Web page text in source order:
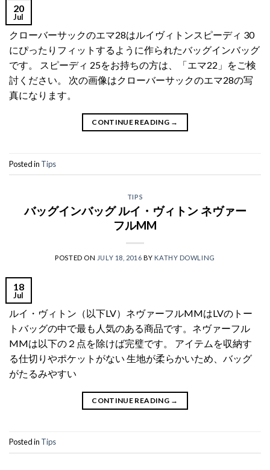
20
Jul
クローバーサックのエマ28はルイヴィトンスピーディ 30
にぴったりフィットするように作られたバッグインバッグ
です。 スピーディ 25をお持ちの方は、「エマ22」をご検
討ください。 次の画像はクローバーサックのエマ28の写
真になります。
CONTINUE READING →
Posted in Tips
TIPS
バッグインバッグ ルイ・ヴィトン ネヴァー
フルMM
POSTED ON JULY 18, 2016 BY KATHY DOWLING
18
Jul
ルイ・ヴィトン（以下LV）ネヴァーフルMMはLVのトー
トバッグの中で最も人気のある商品です。ネヴァーフル
MMは以下の２点を除けば完璧です。 アイテムを収納す
る仕切りやポケットがない 生地が柔らかいため、バッグ
がたるみやすい
CONTINUE READING →
Posted in Tips